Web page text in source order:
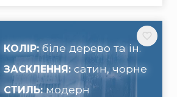
КОЛІР: біле дерево та ін.
ЗАСКЛЕННЯ: сатин, чорне
СТИЛЬ:модерн